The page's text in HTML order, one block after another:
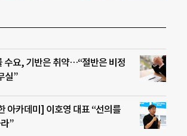
수요, 기반은 취약…“절반은 비정
실”
아카데미] 이호영 대표 “선의를
”